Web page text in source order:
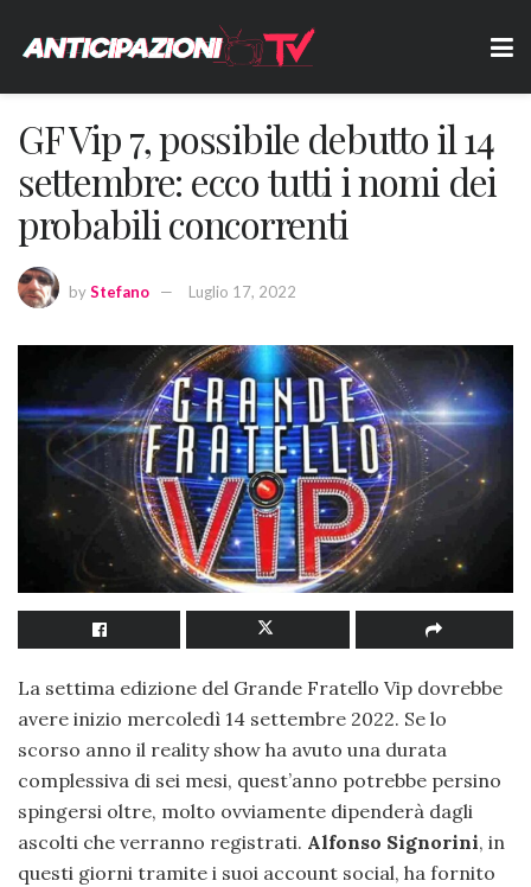
GF Vip 7, possibile debutto il 14
settembre: ecco tutti i nomi dei
probabili concorrenti
byStefano Luglio 17, 2022
La settima edizione del Grande Fratello Vip dovrebbe
avere inizio mercoledì 14 settembre 2022. Se lo
scorso anno il reality show ha avuto una durata
complessiva di sei mesi, quest’anno potrebbe persino
spingersi oltre, molto ovviamente dipenderà dagli
ascolti che verranno registrati. Alfonso Signorini, in
questi giorni tramite i suoi account social, ha fornito